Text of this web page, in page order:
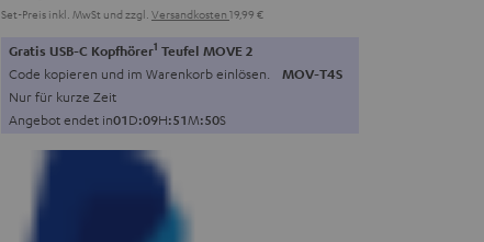
Set-Preis inkl. MwSt und zzgl. Versandkosten 19,99 €
Gratis USB-C Kopfhörer1 Teufel MOVE 2
Code kopieren und im Warenkorb einlösen. MOV-T4S
Nur für kurze Zeit
Angebot endet in01D:09H:51M:49S